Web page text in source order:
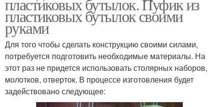
пластиковых бутылок своими
руками
Для того чтобы сделать конструкцию своими силами,
потребуется подготовить необходимые материалы. На
этот раз не придется использовать столярных наборов,
молотков, отверток. В процессе изготовления будет
задействовано следующее: